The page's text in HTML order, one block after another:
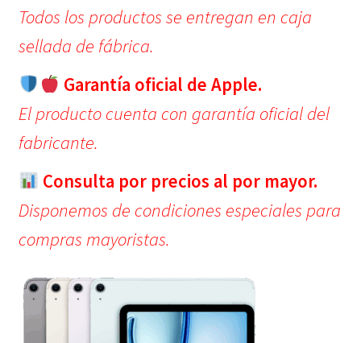
Todos los productos se entregan en caja
sellada de fábrica.
Garantía oficial de Apple.
El producto cuenta con garantía oficial del
fabricante.
Consulta por precios al por mayor.
Disponemos de condiciones especiales para
compras mayoristas.